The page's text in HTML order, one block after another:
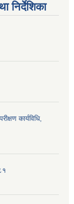
निर्देशिका
कार्यविधि,